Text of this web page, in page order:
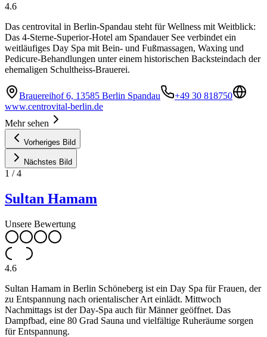
4.6
Das centrovital in Berlin-Spandau steht für Wellness mit Weitblick:
Das 4-Sterne-Superior-Hotel am Spandauer See verbindet ein
weitläufiges Day Spa mit Bein- und Fußmassagen, Waxing und
Pedicure-Behandlungen unter einem historischen Backsteindach der
ehemaligen Schultheiss-Brauerei.
Brauereihof 6, 13585 Berlin Spandau
+49 30 818750
www.centrovital-berlin.de
Mehr sehen
Vorheriges Bild
Nächstes Bild
1 /4
Sultan Hamam
Unsere Bewertung
4.6
Sultan Hamam in Berlin Schöneberg ist ein Day Spa für Frauen, der
zu Entspannung nach orientalischer Art einlädt. Mittwoch
Nachmittags ist der Day-Spa auch für Männer geöffnet. Das
Dampfbad, eine 80 Grad Sauna und vielfältige Ruheräume sorgen
für Entspannung.